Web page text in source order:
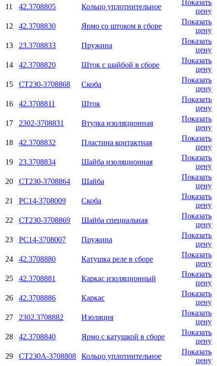
11
42.3708805 Кольцо уплотнительное
Показать
цену
12
42.3708830 Ярмо со штоком в сборе
Показать
цену
13
23.3708833 Пружина
Показать
цену
14
42.3708820 Шток с шайбой в сборе
Показать
цену
15
СТ230-3708868 Скоба
Показать
цену
16
42.3708811 Шток
Показать
цену
17
2302-3708831 Втулка изоляционная
Показать
цену
18
42.3708832 Пластина контактная
Показать
цену
19
23.3708834 Шайба изоляционная
Показать
цену
20
СТ230-3708864 Шайба
Показать
цену
21
РС14-3708009 Скоба
Показать
цену
22
СТ230-3708869 Шайба специальная
Показать
цену
23
РС14-3708007 Пружина
Показать
цену
24
42.3708880 Катушка реле в сборе
Показать
цену
25
42.3708881 Каркас изоляционный
Показать
цену
26
42.3708886 Каркас
Показать
цену
27
2302.3708882 Изоляция
Показать
цену
28
42.3708840 Ярмо с катушкой в сборе
Показать
цену
29
СТ230А-3708808 Кольцо уплотнительное
Показать
цену